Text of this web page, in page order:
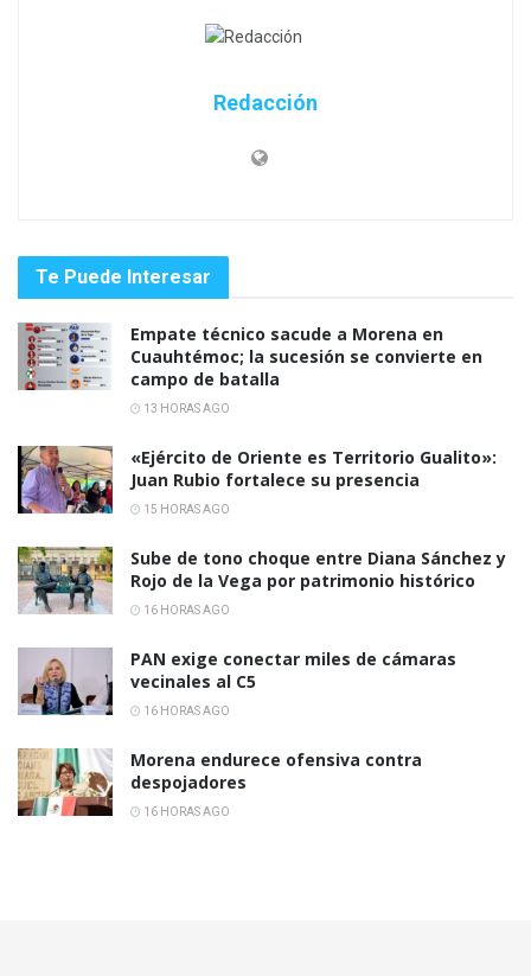
Redacción
Te Puede Interesar
Empate técnico sacude a Morena en
Cuauhtémoc; la sucesión se convierte en
campo de batalla
13 HORAS AGO
«Ejército de Oriente es Territorio Gualito»:
Juan Rubio fortalece su presencia
15 HORAS AGO
Sube de tono choque entre Diana Sánchez y
Rojo de la Vega por patrimonio histórico
16 HORAS AGO
PAN exige conectar miles de cámaras
vecinales al C5
16 HORAS AGO
Morena endurece ofensiva contra
despojadores
16 HORAS AGO